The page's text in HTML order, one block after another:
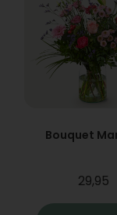
Bouquet
29,95